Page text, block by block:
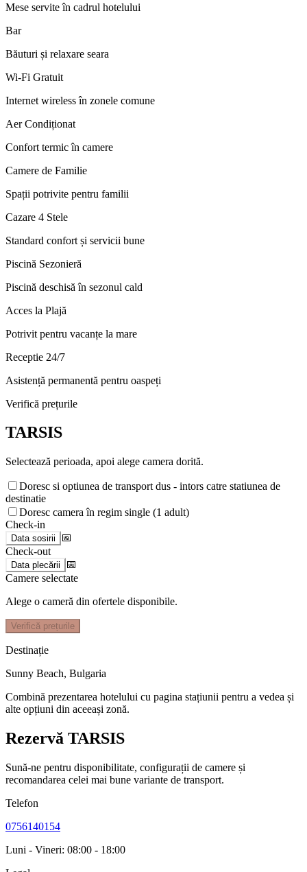
Mese servite în cadrul hotelului
Bar
Băuturi și relaxare seara
Wi-Fi Gratuit
Internet wireless în zonele comune
Aer Condiționat
Confort termic în camere
Camere de Familie
Spații potrivite pentru familii
Cazare 4 Stele
Standard confort și servicii bune
Piscină Sezonieră
Piscină deschisă în sezonul cald
Acces la Plajă
Potrivit pentru vacanțe la mare
Receptie 24/7
Asistență permanentă pentru oaspeți
Verifică prețurile
TARSIS
Selectează perioada, apoi alege camera dorită.
Doresc si optiunea de transport dus - intors catre statiunea de
destinatie
Doresc camera în regim single (1 adult)
Check-in
Data sosirii
📅
Check-out
Data plecării
📅
Camere selectate
Alege o cameră din ofertele disponibile.
Verifică prețurile
Destinație
Sunny Beach, Bulgaria
Combină prezentarea hotelului cu pagina stațiunii pentru a vedea și
alte opțiuni din aceeași zonă.
Rezervă TARSIS
Sună-ne pentru disponibilitate, configurații de camere și
recomandarea celei mai bune variante de transport.
Telefon
0756140154
Luni - Vineri: 08:00 - 18:00